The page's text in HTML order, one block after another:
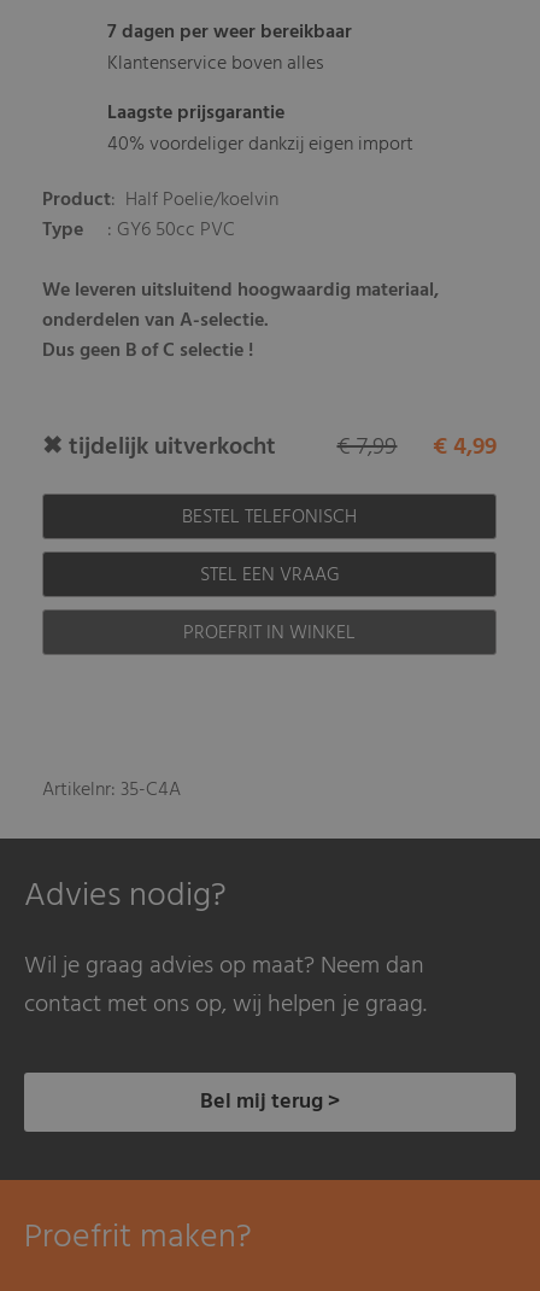
7 dagen per weer bereikbaar
Klantenservice boven alles
Laagste prijsgarantie
40% voordeliger dankzij eigen import
Product: Half Poelie/koelvin
Type : GY6 50cc PVC
We leveren uitsluitend hoogwaardig materiaal,
onderdelen van A-selectie.
Dus geen B of C selectie !
✖ tijdelijk uitverkocht € 4,99
€ 7,99
BESTEL TELEFONISCH
STEL EEN VRAAG
PROEFRIT IN WINKEL
Artikelnr: 35-C4A
Advies nodig?
Wil je graag advies op maat? Neem dan
contact met ons op, wij helpen je graag.
Bel mij terug >
Proefrit maken?